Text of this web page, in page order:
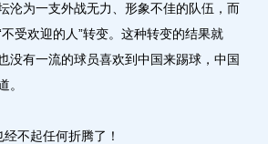
沦为一支外战无力、形象不佳的队伍，而
受欢迎的人”转变。这种转变的结果就
没有一流的球员喜欢到中国来踢球，中国
。
不起任何折腾了！